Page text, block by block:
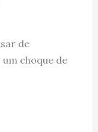
de
choque de